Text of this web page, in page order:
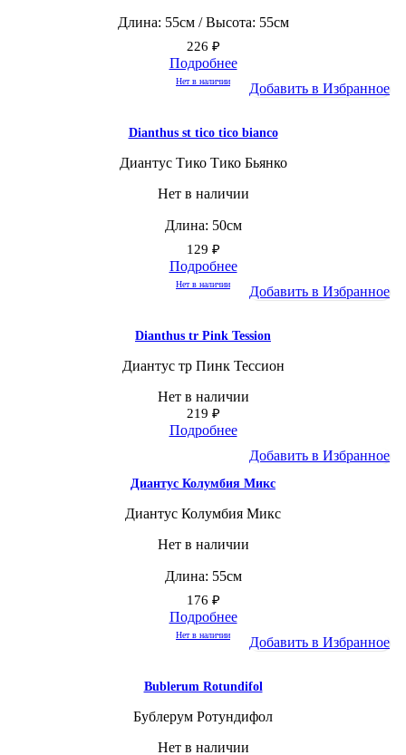
Длина: 55см / Высота: 55см
226 ₽
Подробнее
Нет в наличии Добавить в Избранное
Dianthus st tico tico bianco
Диантус Тико Тико Бьянко
Нет в наличии
Длина: 50см
129 ₽
Подробнее
Нет в наличии Добавить в Избранное
Dianthus tr Pink Tession
Диантус тр Пинк Тессион
Нет в наличии
219 ₽
Подробнее
Добавить в Избранное
Диантус Колумбия Микс
Диантус Колумбия Микс
Нет в наличии
Длина: 55см
176 ₽
Подробнее
Нет в наличии Добавить в Избранное
Bublerum Rotundifol
Бублерум Ротундифол
Нет в наличии